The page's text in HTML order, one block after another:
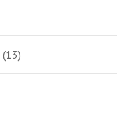
(13)